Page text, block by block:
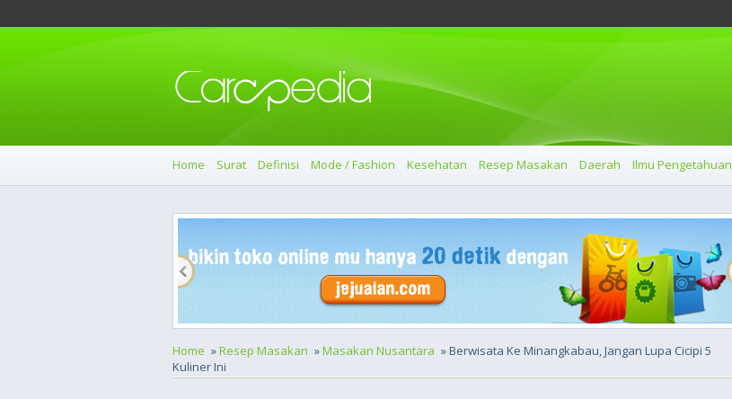
Home Surat Definisi Mode / Fashion Kesehatan Resep Masakan Daerah Ilmu Pengetahuan
Home »Resep Masakan »Masakan Nusantara » Berwisata Ke Minangkabau, Jangan Lupa Cicipi 5
Kuliner Ini